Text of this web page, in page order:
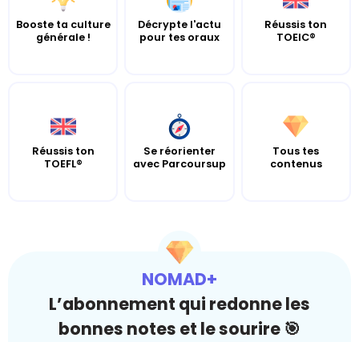
Booste ta culture
générale !
Décrypte l'actu
pour tes oraux
Réussis ton
TOEIC®
Réussis ton
TOEFL®
Se réorienter
avec Parcoursup
Tous tes
contenus
NOMAD+
L’abonnement qui redonne les
bonnes notes et le sourire 🎯